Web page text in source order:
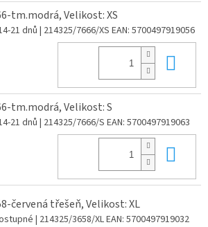
tm.modrá, Velikost: XS
21 dnů| 214325/7666/XS EAN: 5700497919056
tm.modrá, Velikost: S
21 dnů| 214325/7666/S EAN: 5700497919063
červená třešeň, Velikost: XL
| 214325/3658/XLEAN: 5700497919032